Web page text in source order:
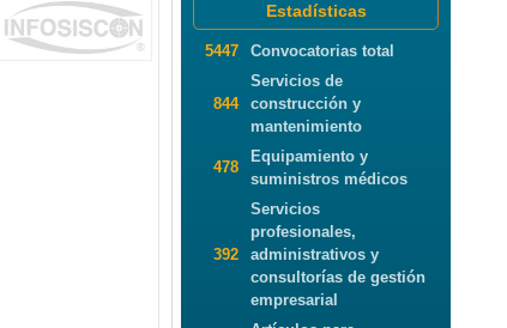
Estadísticas
5447 Convocatorias total
844
Servicios de
construcción y
mantenimiento
478
Equipamiento y
suministros médicos
392
Servicios
profesionales,
administrativos y
consultorías de gestión
empresarial